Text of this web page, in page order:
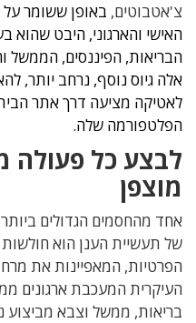
צ'אטבוטים, באופן ששומר
האישי והארגוני, היבט שהוא
הבריאות, הפיננסים, הממשל
אלה גיוס נוסף, נרחב יותר,
לאטיקה מציעה דרך אתר
הפלטפורמה שלה.
לבצע כל פעולה
מוצפן
אחד מהחסמים הגדולים
של תעשיית הענן הוא
הפרטיות, המאפיינות את
העיקרית המעכבת ארגונים
בריאות, ממשל וצבא מביצוע